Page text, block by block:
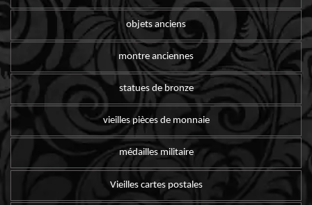
objets anciens
montre anciennes
statues de bronze
vieilles pièces de monnaie
médailles militaire
Vieilles cartes postales